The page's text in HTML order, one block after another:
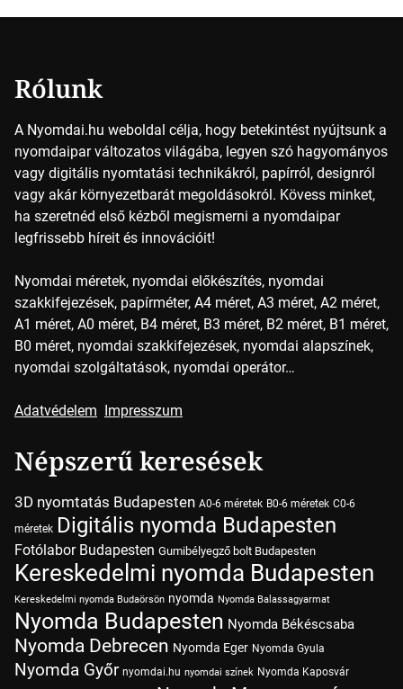
Rólunk
A Nyomdai.hu weboldal célja, hogy betekintést nyújtsunk a
nyomdaipar változatos világába, legyen szó hagyományos
vagy digitális nyomtatási technikákról, papírról, designról
vagy akár környezetbarát megoldásokról. Kövess minket,
ha szeretnéd első kézből megismerni a nyomdaipar
legfrissebb híreit és innovációit!
Nyomdai méretek, nyomdai előkészítés, nyomdai
szakkifejezések, papírméter, A4 méret, A3 méret, A2 méret,
A1 méret, A0 méret, B4 méret, B3 méret, B2 méret, B1 méret,
B0 méret, nyomdai szakkifejezések, nyomdai alapszínek,
nyomdai szolgáltatások, nyomdai operátor…
Adatvédelem Impresszum
Népszerű keresések
3D nyomtatás Budapesten A0-6 méretek B0-6 méretek C0-6
méretek Digitális nyomda Budapesten
Fotólabor Budapesten Gumibélyegző bolt Budapesten
Kereskedelmi nyomda Budapesten
Kereskedelmi nyomda Budaörsön nyomda Nyomda Balassagyarmat
Nyomda Budapesten Nyomda Békéscsaba
Nyomda Debrecen Nyomda Eger Nyomda Gyula
Nyomda Győr nyomdai.hu nyomdai színek Nyomda Kaposvár